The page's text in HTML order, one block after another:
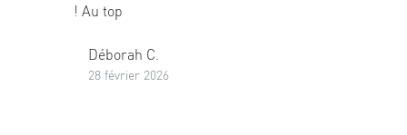
! Au top
Déborah C.
28 février 2026